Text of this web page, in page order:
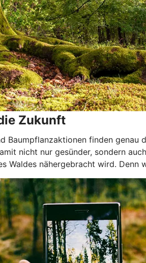
Zukunft
Baumpflanzaktionen finden
nicht nur gesünder, sondern
Waldes nähergebracht wird.